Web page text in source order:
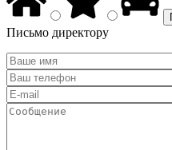
Письмо директору